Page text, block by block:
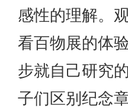
感性的理解。
看百物展的体
步就自己研究
子们区别纪念